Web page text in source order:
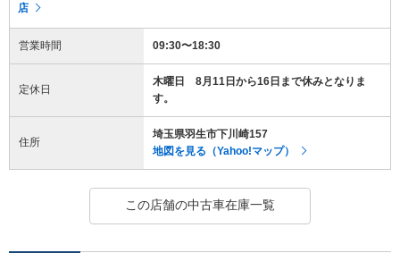
店
営業時間 09:30〜18:30
定休日
木曜日 8月11日から16日まで休みとなりま
す。
住所
埼玉県羽生市下川崎157
地図を見る（Yahoo!マップ）
この店舗の中古車在庫一覧